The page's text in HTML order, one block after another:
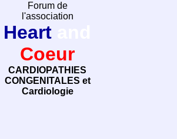
Forum de
l'association
Heart
Coeur
CARDIOPATHIES
CONGENITALES et
Cardiologie